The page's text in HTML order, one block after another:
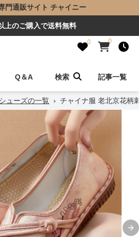
門通販サイト チャイニー
上のご購入で送料無料
0 0
Q＆A 検索 記事一覧
ューズの一覧 › チャイナ服 老北京花柄